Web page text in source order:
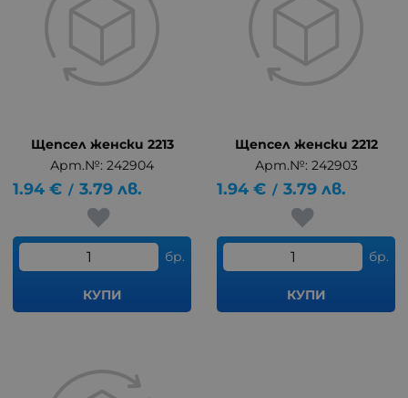
Щепсел женски 2213
Арт.№: 242904
1.94 € / 3.79 лв.
бр.
КУПИ
Щепсел женски 2212
Арт.№: 242903
1.94 € / 3.79 лв.
бр.
КУПИ